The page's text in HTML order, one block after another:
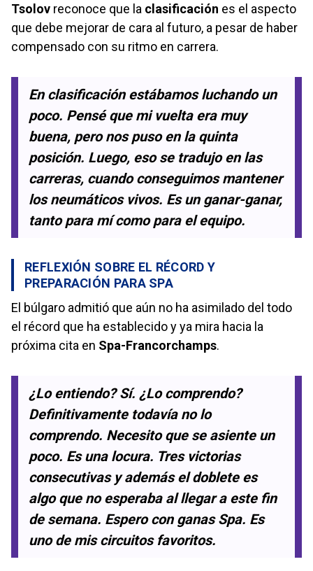
Tsolov reconoce que la clasificación es el aspecto
que debe mejorar de cara al futuro, a pesar de haber
compensado con su ritmo en carrera.
En clasificación estábamos luchando un
poco. Pensé que mi vuelta era muy
buena, pero nos puso en la quinta
posición. Luego, eso se tradujo en las
carreras, cuando conseguimos mantener
los neumáticos vivos. Es un ganar-ganar,
tanto para mí como para el equipo.
REFLEXIÓN SOBRE EL RÉCORD Y
PREPARACIÓN PARA SPA
El búlgaro admitió que aún no ha asimilado del todo
el récord que ha establecido y ya mira hacia la
próxima cita en Spa-Francorchamps.
¿Lo entiendo? Sí. ¿Lo comprendo?
Definitivamente todavía no lo
comprendo. Necesito que se asiente un
poco. Es una locura. Tres victorias
consecutivas y además el doblete es
algo que no esperaba al llegar a este fin
de semana. Espero con ganas Spa. Es
uno de mis circuitos favoritos.